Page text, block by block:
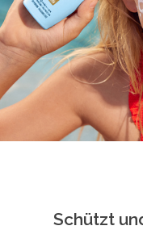
Schützt